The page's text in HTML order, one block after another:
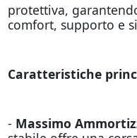
protettiva,
comfort, supporto e
Caratteristiche
- Massimo